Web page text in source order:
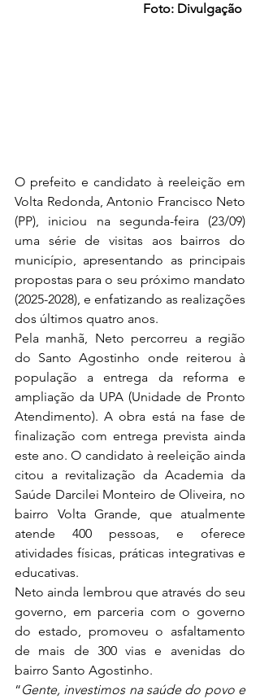
Foto: Divulgação
O prefeito e candidato à reeleição em
Volta Redonda, Antonio Francisco Neto
(PP), iniciou na segunda-feira (23/09)
uma série de visitas aos bairros do
município, apresentando as principais
propostas para o seu próximo mandato
(2025-2028), e enfatizando as realizações
dos últimos quatro anos.
Pela manhã, Neto percorreu a região
do Santo Agostinho onde reiterou à
população a entrega da reforma e
ampliação da UPA (Unidade de Pronto
Atendimento). A obra está na fase de
finalização com entrega prevista ainda
este ano. O candidato à reeleição ainda
citou a revitalização da Academia da
Saúde Darcilei Monteiro de Oliveira, no
bairro Volta Grande, que atualmente
atende 400 pessoas, e oferece
atividades físicas, práticas integrativas e
educativas.
Neto ainda lembrou que através do seu
governo, em parceria com o governo
do estado, promoveu o asfaltamento
de mais de 300 vias e avenidas do
bairro Santo Agostinho.
“Gente, investimos na saúde do povo e